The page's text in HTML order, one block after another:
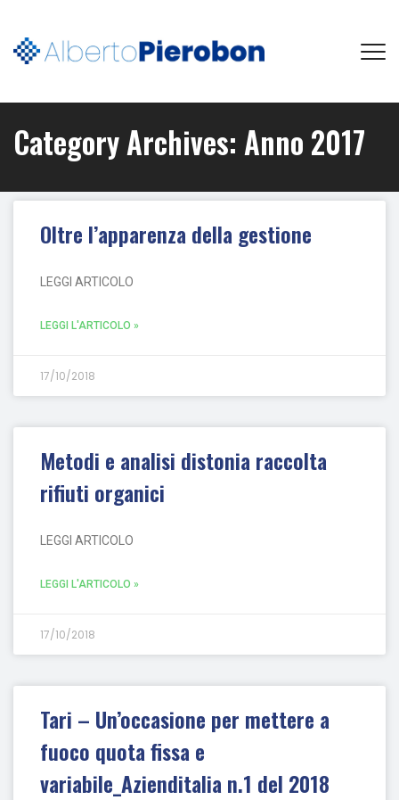
Category Archives: Anno 2017
Oltre l’apparenza della gestione
LEGGI ARTICOLO
LEGGI L'ARTICOLO »
17/10/2018
Metodi e analisi distonia raccolta
rifiuti organici
LEGGI ARTICOLO
LEGGI L'ARTICOLO »
17/10/2018
Tari – Un’occasione per mettere a
fuoco quota fissa e
variabile_Azienditalia n.1 del 2018